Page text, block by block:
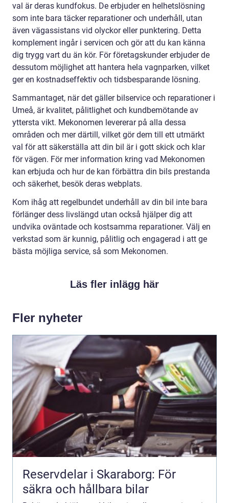
val är deras kundfokus. De erbjuder en helhetslösning
som inte bara täcker reparationer och underhåll, utan
även vägassistans vid olyckor eller punktering. Detta
komplement ingår i servicen och gör att du kan känna
dig trygg vart du än kör. För företagskunder erbjuder de
dessutom möjlighet att hantera hela vagnparken, vilket
ger en kostnadseffektiv och tidsbesparande lösning.
Sammantaget, när det gäller bilservice och reparationer i
Umeå, är kvalitet, pålitlighet och kundbemötande av
yttersta vikt. Mekonomen levererar på alla dessa
områden och mer därtill, vilket gör dem till ett utmärkt
val för att säkerställa att din bil är i gott skick och klar
för vägen. För mer information kring vad Mekonomen
kan erbjuda och hur de kan förbättra din bils prestanda
och säkerhet, besök deras webplats.
Kom ihåg att regelbundet underhåll av din bil inte bara
förlänger dess livslängd utan också hjälper dig att
undvika oväntade och kostsamma reparationer. Välj en
verkstad som är kunnig, pålitlig och engagerad i att ge
bästa möjliga service, så som Mekonomen.
Läs fler inlägg här
Fler nyheter
Reservdelar i Skaraborg: För
säkra och hållbara bilar